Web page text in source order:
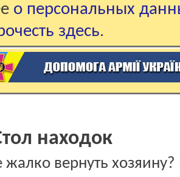
о персональных
здесь.
находок
вернуть